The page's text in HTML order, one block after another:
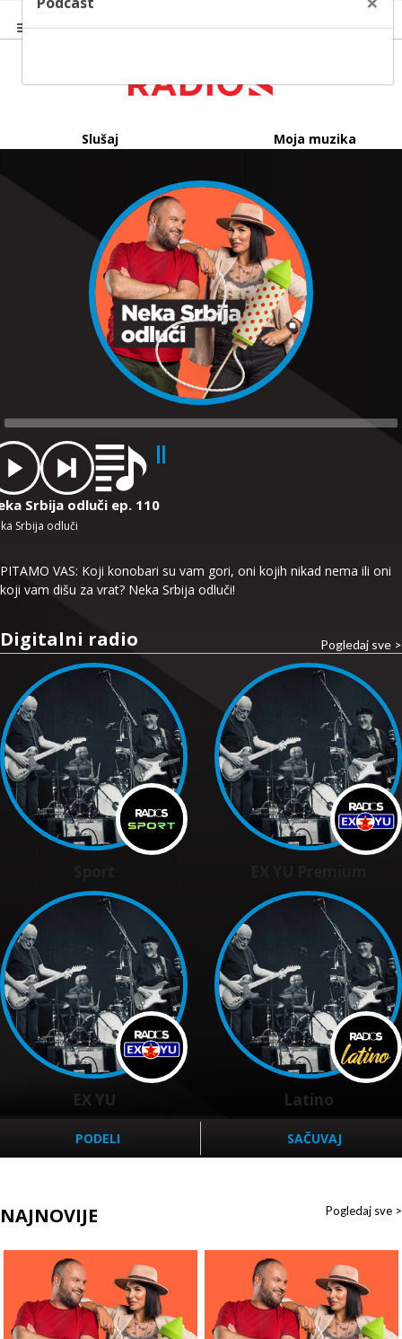
Slušaj Moja muzika
Srbija odluči ep. 110
Srbija odluči
PITAMO VAS: Koji konobari su vam gori, oni kojih nikad nema ili oni
koji vam dišu za vrat? Neka Srbija odluči!
Digitalni radio Pogledaj sve >
EX YU Latino
PODELI SAČUVAJ
NAJNOVIJE Pogledaj sve >